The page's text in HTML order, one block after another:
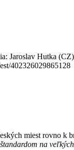
Jaroslav Hutka
402326029865128
miest rovno k
na